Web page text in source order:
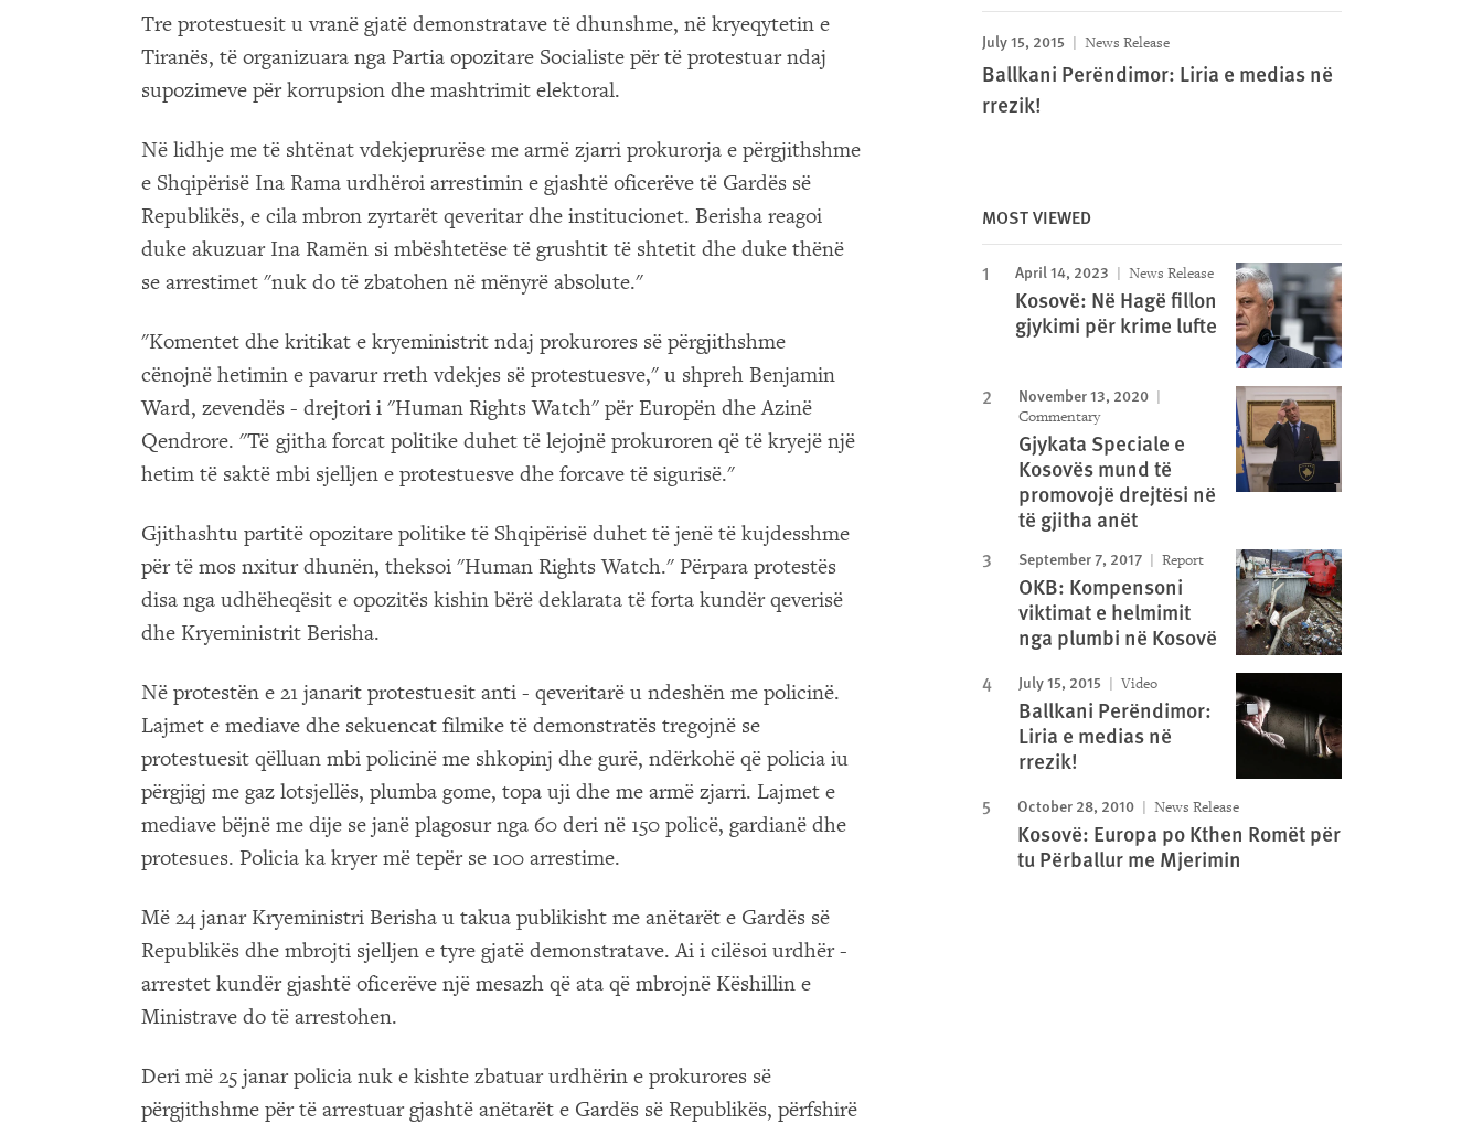
Tre protestuesit u vranë gjatë demonstratave të dhunshme, në kryeqytetin e
Tiranës, të organizuara nga Partia opozitare Socialiste për të protestuar ndaj
supozimeve për korrupsion dhe mashtrimit elektoral.
Në lidhje me të shtënat vdekjeprurëse me armë zjarri prokurorja e përgjithshme
e Shqipërisë Ina Rama urdhëroi arrestimin e gjashtë oficerëve të Gardës së
Republikës, e cila mbron zyrtarët qeveritar dhe institucionet. Berisha reagoi
duke akuzuar Ina Ramën si mbështetëse të grushtit të shtetit dhe duke thënë
se arrestimet "nuk do të zbatohen në mënyrë absolute."
"Komentet dhe kritikat e kryeministrit ndaj prokurores së përgjithshme
cënojnë hetimin e pavarur rreth vdekjes së protestuesve," u shpreh Benjamin
Ward, zevendës - drejtori i "Human Rights Watch" për Europën dhe Azinë
Qendrore. "Të gjitha forcat politike duhet të lejojnë prokuroren që të kryejë një
hetim të saktë mbi sjelljen e protestuesve dhe forcave të sigurisë."
Gjithashtu partitë opozitare politike të Shqipërisë duhet të jenë të kujdesshme
për të mos nxitur dhunën, theksoi "Human Rights Watch." Përpara protestës
disa nga udhëheqësit e opozitës kishin bërë deklarata të forta kundër qeverisë
dhe Kryeministrit Berisha.
Në protestën e 21 janarit protestuesit anti - qeveritarë u ndeshën me policinë.
Lajmet e mediave dhe sekuencat filmike të demonstratës tregojnë se
protestuesit qëlluan mbi policinë me shkopinj dhe gurë, ndërkohë që policia iu
përgjigj me gaz lotsjellës, plumba gome, topa uji dhe me armë zjarri. Lajmet e
mediave bëjnë me dije se janë plagosur nga 60 deri në 150 policë, gardianë dhe
protesues. Policia ka kryer më tepër se 100 arrestime.
Më 24 janar Kryeministri Berisha u takua publikisht me anëtarët e Gardës së
Republikës dhe mbrojti sjelljen e tyre gjatë demonstratave. Ai i cilësoi urdhër -
arrestet kundër gjashtë oficerëve një mesazh që ata që mbrojnë Këshillin e
Ministrave do të arrestohen.
Deri më 25 janar policia nuk e kishte zbatuar urdhërin e prokurores së
përgjithshme për të arrestuar gjashtë anëtarët e Gardës së Republikës, përfshirë
July 15, 2015 News Release
Ballkani Perëndimor: Liria e medias në
rrezik!
MOST VIEWED
April 14, 2023 News Release
Kosovë: Në Hagë fillon
gjykimi për krime lufte
November 13, 2020
Commentary
Gjykata Speciale e
Kosovës mund të
promovojë drejtësi në
të gjitha anët
September 7, 2017 Report
OKB: Kompensoni
viktimat e helmimit
nga plumbi në Kosovë
July 15, 2015 Video
Ballkani Perëndimor:
Liria e medias në
rrezik!
October 28, 2010 News Release
Kosovë: Europa po Kthen Romët për
tu Përballur me Mjerimin